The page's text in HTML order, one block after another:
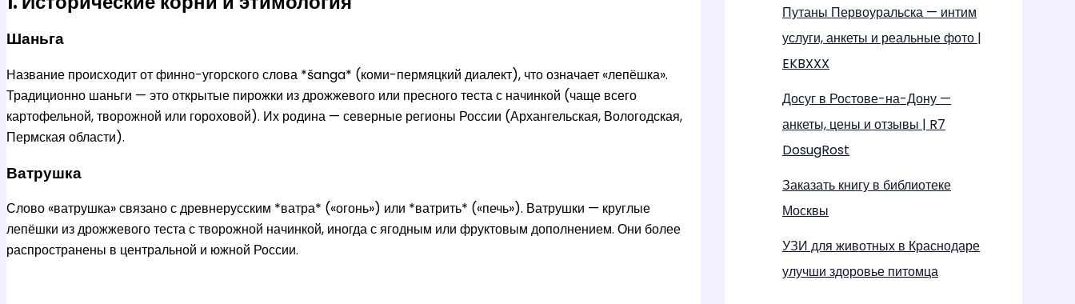
Шаньга
Название происходит от финно-угорского слова *šanga* (коми-пермяцкий диалект), что означает «лепёшка».
Традиционно шаньги — это открытые пирожки из дрожжевого или пресного теста с начинкой (чаще всего
картофельной, творожной или гороховой). Их родина — северные регионы России (Архангельская, Вологодская,
Пермская области).
Ватрушка
Слово «ватрушка» связано с древнерусским *ватра* («огонь») или *ватрить* («печь»). Ватрушки — круглые
лепёшки из дрожжевого теста с творожной начинкой, иногда с ягодным или фруктовым дополнением. Они более
распространены в центральной и южной России.
Путаны Первоуральска — интим
услуги, анкеты и реальные фото |
EKBXXX
Досуг в Ростове-на-Дону —
анкеты, цены и отзывы | R7
DosugRost
Заказать книгу в библиотеке
Москвы
УЗИ для животных в Краснодаре
улучши здоровье питомца